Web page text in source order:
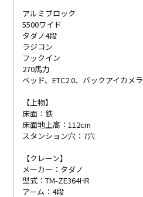
アルミブロック
5500ワイド
タダノ4段
ラジコン
フックイン
270馬力
ベッド、ETC2.0、バックアイカメラ
【上物】
床面：鉄
床面地上高：112cm
スタンション穴：7穴
【クレーン】
メーカー：タダノ
型式：TM-ZE364HR
アーム：4段